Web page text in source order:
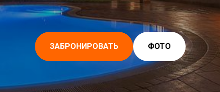
ЗАБРОНИРОВАТЬ ФОТО